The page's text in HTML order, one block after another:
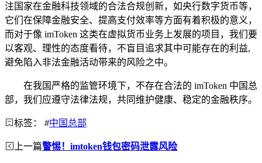
注国家在金融科技领域的合法合规创新，如央行数字货币等，
它们在保障金融安全、提高支付效率等方面有着积极的意义，
而对于像 imToken 这类在虚拟货币业务上发展的项目，我们要
以客观、理性的态度看待，不盲目追求其中可能存在的利益,
避免陷入非法金融活动带来的风险之中。
在我国严格的监管环境下，不存在合法的 imToken 中国总
部，我们应遵守法律法规，共同维护健康、稳定的金融秩序。
标签： #中国总部
上一篇警惕！imtoken钱包密码泄露风险